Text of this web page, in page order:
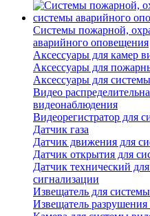
Системы пожарной,
аварийного оповещения
Аксессуары для камер
Аксессуары для
Аксессуары для
Видео
видеонаблюдения
Видеорегистратор для
Датчик газа
Датчик движения для
Датчик открытия для
Датчик технический
сигнализации
Извещатель для
Извещатель